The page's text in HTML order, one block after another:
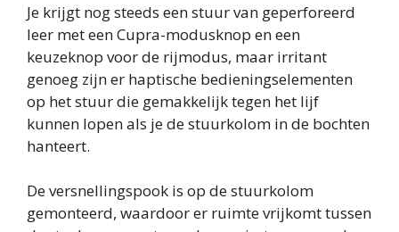
Je krijgt nog steeds een stuur van geperforeerd
leer met een Cupra-modusknop en een
keuzeknop voor de rijmodus, maar irritant
genoeg zijn er haptische bedieningselementen
op het stuur die gemakkelijk tegen het lijf
kunnen lopen als je de stuurkolom in de bochten
hanteert.
De versnellingspook is op de stuurkolom
gemonteerd, waardoor er ruimte vrijkomt tussen